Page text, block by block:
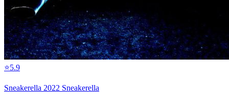
⭐5.9
Sneakerella 2022 Sneakerella